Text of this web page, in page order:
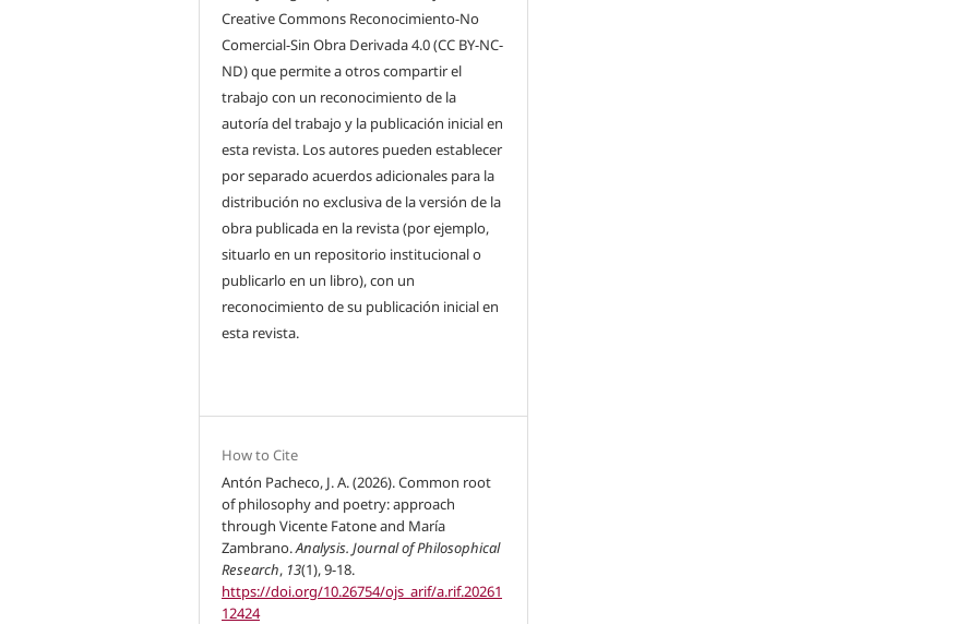
Creative Commons Reconocimiento-No
Comercial-Sin Obra Derivada 4.0 (CC BY-NC-
ND) que permite a otros compartir el
trabajo con un reconocimiento de la
autoría del trabajo y la publicación inicial en
esta revista. Los autores pueden establecer
por separado acuerdos adicionales para la
distribución no exclusiva de la versión de la
obra publicada en la revista (por ejemplo,
situarlo en un repositorio institucional o
publicarlo en un libro), con un
reconocimiento de su publicación inicial en
esta revista.
How to Cite
Antón Pacheco, J. A. (2026). Common root
of philosophy and poetry: approach
through Vicente Fatone and María
Zambrano.Analysis. Journal of Philosophical
Research, 13(1), 9-18.
https://doi.org/10.26754/ojs_arif/a.rif.20261
12424